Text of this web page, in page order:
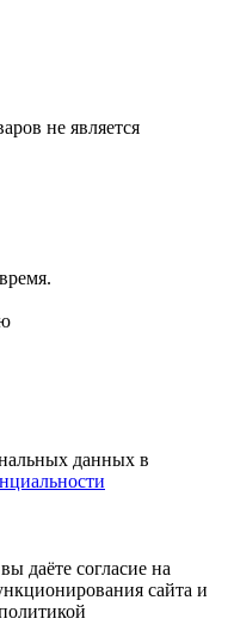
не является
данных в
даёте согласие на
сайта и